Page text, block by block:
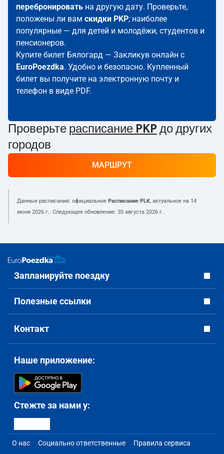
перебронировать на другую дату. Проверьте,
положены ли вам скидки PKP; наиболее
популярные — для детей и молодёжи, студентов и
пенсионеров.
Купите билет Бялогард — Закликув онлайн с
EuroPoezdka. Удобно и безопасно. Купленный
билет вы получите на электронную почту и
телефон в виде PDF.
Проверьте расписание PKP до других
городов
МАРШРУТ
Данные расписания: официальное Расписание PLK, актуальное на 14
июня 2026 г.. Следующее обновление: 30 августа 2026 г..
Запланируйте поездку
Полезные ссылки
Контакт
Наше приложение:
Стежте за нами у:
О нас Социально ответственные Правила сервиса